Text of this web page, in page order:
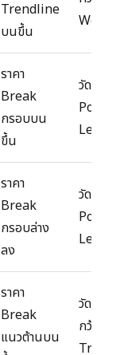
Trendline
บนขึ้น
Wedge
ราคา
Break
กรอบบน
ขึ้น
วัดจาก
Pole
Length
ราคา
Break
กรอบล่าง
ลง
วัดจาก
Pole
Length
ราคา
Break
แนวต้านบน
วัดจาก
กว้างข